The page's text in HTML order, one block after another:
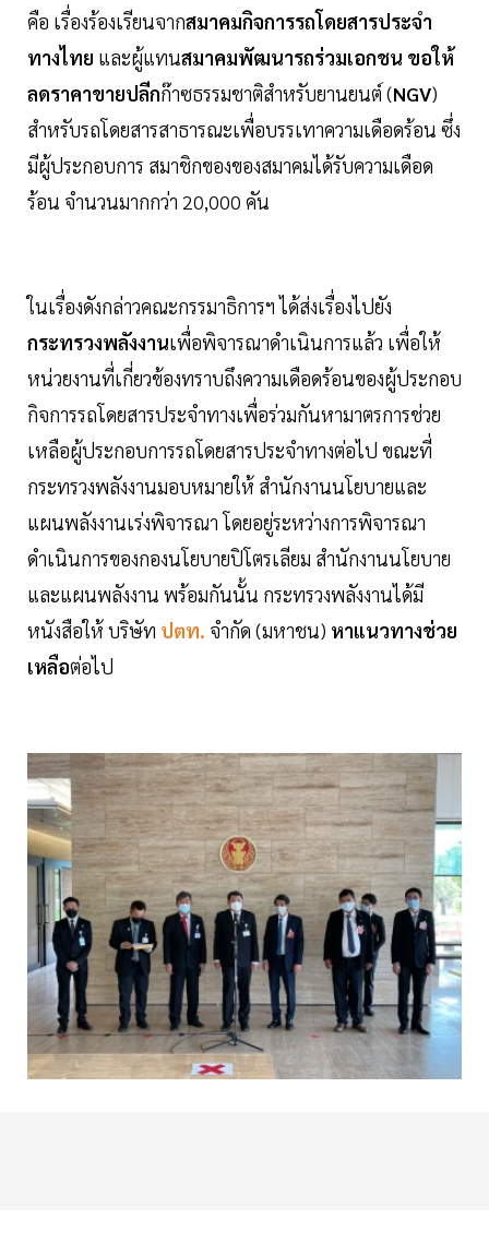
คือ เรื่องร้องเรียนจากสมาคมกิจการรถโดยสารประจำ
ทางไทย และผู้แทนสมาคมพัฒนารถร่วมเอกชน ขอให้
ลดราคาขายปลีกก๊าซธรรมชาติสำหรับยานยนต์ (NGV)
สำหรับรถโดยสารสาธารณะเพื่อบรรเทาความเดือดร้อน ซึ่ง
มีผู้ประกอบการ สมาชิกของของสมาคมได้รับความเดือด
ร้อน จำนวนมากกว่า 20,000 คัน
ในเรื่องดังกล่าวคณะกรรมาธิการฯ ได้ส่งเรื่องไปยัง
กระทรวงพลังงานเพื่อพิจารณาดำเนินการแล้ว เพื่อให้
หน่วยงานที่เกี่ยวข้องทราบถึงความเดือดร้อนของผู้ประกอบ
กิจการรถโดยสารประจำทางเพื่อร่วมกันหามาตรการช่วย
เหลือผู้ประกอบการรถโดยสารประจำทางต่อไป ขณะที่
กระทรวงพลังงานมอบหมายให้ สำนักงานนโยบายและ
แผนพลังงานเร่งพิจารณา โดยอยู่ระหว่างการพิจารณา
ดำเนินการของกองนโยบายปิโตรเลียม สำนักงานนโยบาย
และแผนพลังงาน พร้อมกันนั้น กระทรวงพลังงานได้มี
หนังสือให้ บริษัท ปตท. จำกัด (มหาชน) หาแนวทางช่วย
เหลือต่อไป